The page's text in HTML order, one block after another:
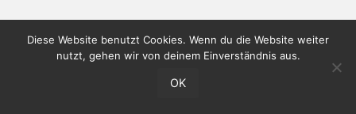
Diese Website benutzt Cookies. Wenn du die Website weiter
nutzt, gehen wir von deinem Einverständnis aus.
OK